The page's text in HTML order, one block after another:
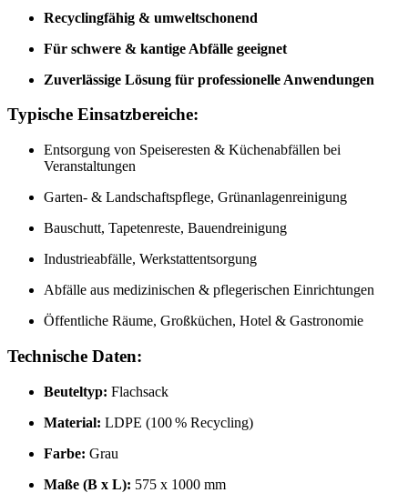
Recyclingfähig & umweltschonend
Für schwere & kantige Abfälle geeignet
Zuverlässige Lösung für professionelle Anwendungen
Typische Einsatzbereiche:
Entsorgung von Speiseresten & Küchenabfällen bei
Veranstaltungen
Garten- & Landschaftspflege, Grünanlagenreinigung
Bauschutt, Tapetenreste, Bauendreinigung
Industrieabfälle, Werkstattentsorgung
Abfälle aus medizinischen & pflegerischen Einrichtungen
Öffentliche Räume, Großküchen, Hotel & Gastronomie
Technische Daten:
Beuteltyp: Flachsack
Material: LDPE (100 % Recycling)
Farbe: Grau
Maße (B x L): 575 x 1000 mm